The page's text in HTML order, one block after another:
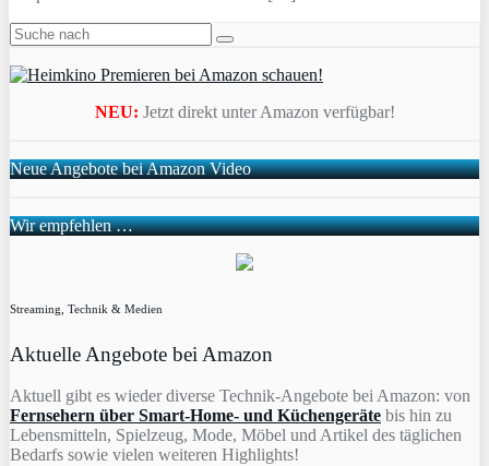
NEU: Jetzt direkt unter Amazon verfügbar!
Neue Angebote bei Amazon Video
Wir empfehlen …
Streaming, Technik & Medien
Aktuelle Angebote bei Amazon
Aktuell gibt es wieder diverse Technik-Angebote bei Amazon: von
Fernsehern über Smart-Home- und Küchengeräte bis hin zu
Lebensmitteln, Spielzeug, Mode, Möbel und Artikel des täglichen
Bedarfs sowie vielen weiteren Highlights!